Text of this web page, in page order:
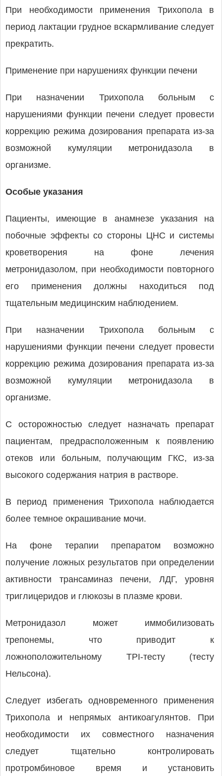
При необходимости применения Трихопола в
период лактации грудное вскармливание следует
прекратить.
Применение при нарушениях функции печени
При назначении Трихопола больным с
нарушениями функции печени следует провести
коррекцию режима дозирования препарата из-за
возможной кумуляции метронидазола в
организме.
Особые указания
Пациенты, имеющие в анамнезе указания на
побочные эффекты со стороны ЦНС и системы
кроветворения на фоне лечения
метронидазолом, при необходимости повторного
его применения должны находиться под
тщательным медицинским наблюдением.
При назначении Трихопола больным с
нарушениями функции печени следует провести
коррекцию режима дозирования препарата из-за
возможной кумуляции метронидазола в
организме.
С осторожностью следует назначать препарат
пациентам, предрасположенным к появлению
отеков или больным, получающим ГКС, из-за
высокого содержания натрия в растворе.
В период применения Трихопола наблюдается
более темное окрашивание мочи.
На фоне терапии препаратом возможно
получение ложных результатов при определении
активности трансаминаз печени, ЛДГ, уровня
триглицеридов и глюкозы в плазме крови.
Метронидазол может иммобилизовать
трепонемы, что приводит к
ложноположительному TPI-тесту (тесту
Нельсона).
Следует избегать одновременного применения
Трихопола и непрямых антикоагулянтов. При
необходимости их совместного назначения
следует тщательно контролировать
протромбиновое время и установить